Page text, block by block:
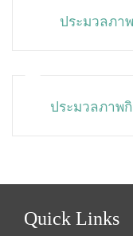
ประมวลภาพ
ประมวลภาพ
Quick Links